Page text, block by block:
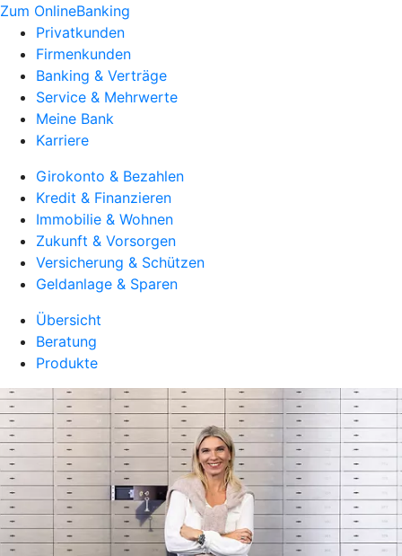
Zum OnlineBanking
Privatkunden
Firmenkunden
Banking & Verträge
Service & Mehrwerte
Meine Bank
Karriere
Girokonto & Bezahlen
Kredit & Finanzieren
Immobilie & Wohnen
Zukunft & Vorsorgen
Versicherung & Schützen
Geldanlage & Sparen
Übersicht
Beratung
Produkte